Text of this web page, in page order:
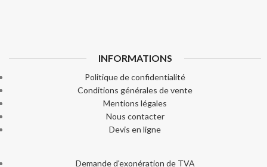
INFORMATIONS
Politique de confidentialité
Conditions générales de vente
Mentions légales
Nous contacter
Devis en ligne
Demande d'exonération de TVA